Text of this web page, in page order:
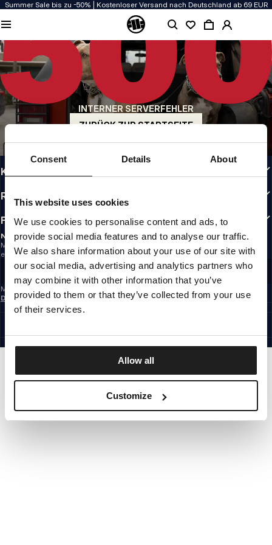
Consent Details About
This website uses cookies
We use cookies to personalise content and ads, to
provide social media features and to analyse our traffic.
We also share information about your use of our site with
our social media, advertising and analytics partners who
may combine it with other information that you’ve
provided to them or that they’ve collected from your use
of their services.
Allow all
Customize
Summer Sale bis zu -50% | Kostenloser Versand nach Deutschland ab 69 EUR
INTERNER SERVERFEHLER
ZURÜCK ZUR STARTSEITE
QUALITÄT HAT BEI UNS PRIORITÄT
Unsere Kleidung wird mit Leidenschaft produziert. Bei Haltbarkeit, Langlebigkeit
der Materialien und Details machen wir keine Kompromisse.
US ORIGIN
Unsere Wurzeln reichen zurück ins San Diego der frühen 90er. Unser Stil ist roh,
authentisch und kompromisslos.
MARKE MIT CHARAKTER
Unsere Kollektionen tragen Sportler, Kämpfer und eigensinnige Individualisten
INFO
KUNDENBEREICH
RICHTLINIEN
FOLLOW US
NEWSLETTER
Möchtest du Informationen über die neuesten Aktionen und Neuigkeiten
erhalten?
Email address
REGISTRIEREN SIE SICH
Mit der Anmeldung zum Newsletter bestätigst du, dass du die
Datenschutzerklärung gelesen hast.